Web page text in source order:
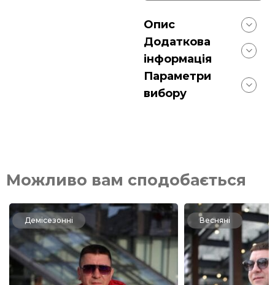
Опис
Додаткова
інформація
Параметри
вибору
Можливо вам сподобається
Демісезонні Весняні